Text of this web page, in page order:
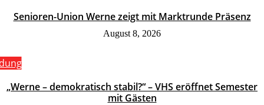
Senioren-Union Werne zeigt mit Marktrunde Präsenz
August 8, 2026
„Werne – demokratisch stabil?“ – VHS eröffnet Semester
mit Gästen